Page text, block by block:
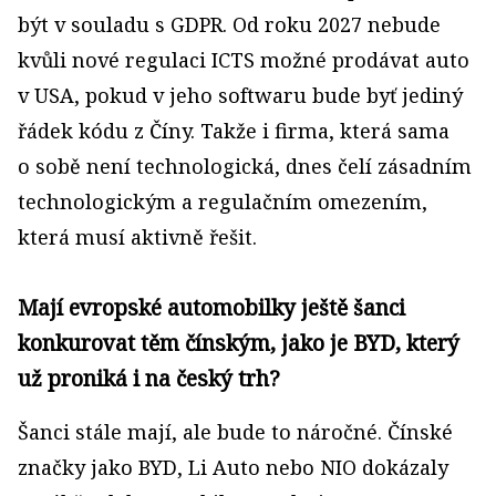
být v souladu s GDPR. Od roku 2027 nebude
kvůli nové regulaci ICTS možné prodávat auto
v USA, pokud v jeho softwaru bude byť jediný
řádek kódu z Číny. Takže i firma, která sama
o sobě není technologická, dnes čelí zásadním
technologickým a regulačním omezením,
která musí aktivně řešit.
Mají evropské automobilky ještě šanci
konkurovat těm čínským, jako je BYD, který
už proniká i na český trh?
Šanci stále mají, ale bude to náročné. Čínské
značky jako BYD, Li Auto nebo NIO dokázaly